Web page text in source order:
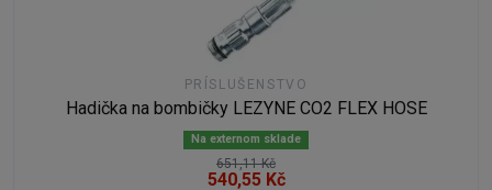
PRÍSLUŠENSTVO
Hadička na bombičky LEZYNE CO2 FLEX HOSE
Na externom sklade
651,11 Kč
540,55 Kč